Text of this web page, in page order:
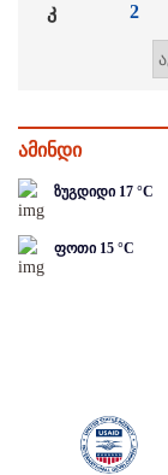
კ 2
ამინდი
ზუგდიდი 17 °C
ფოთი 15 °C